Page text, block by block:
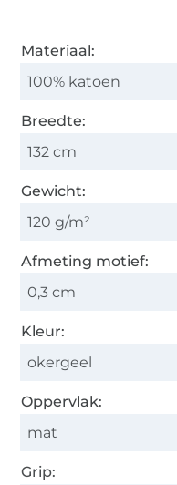
Materiaal:
100% katoen
Breedte:
132 cm
Gewicht:
120 g/m²
Afmeting motief:
0,3 cm
Kleur:
okergeel
Oppervlak:
mat
Grip: